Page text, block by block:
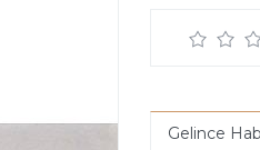
Gelince